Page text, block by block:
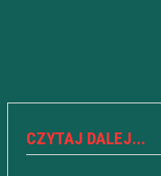
CZYTAJ DALEJ...